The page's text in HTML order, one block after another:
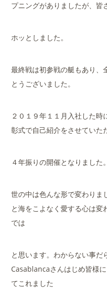
プニングがありましたが、皆
ホッとしました。
最終戦は初参戦の艇もあり、
とうございました。
２０１９年１１月入社した
彰式で自己紹介をさせていた
４年振りの開催となりました。
世の中は色んな形で変わりま
と海をこよなく愛する心は
では
と思います。わからない事だ
Casablancaさんはじめ皆様
てこれました